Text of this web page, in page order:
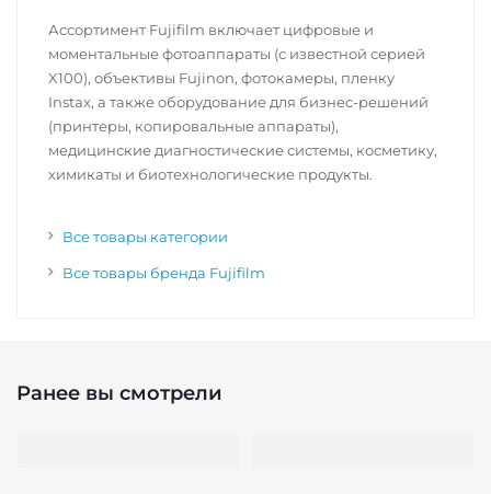
Ассортимент Fujifilm включает цифровые и
моментальные фотоаппараты (с известной серией
X100), объективы Fujinon, фотокамеры, пленку
Instax, а также оборудование для бизнес-решений
(принтеры, копировальные аппараты),
медицинские диагностические системы, косметику,
химикаты и биотехнологические продукты.
Все товары категории
Все товары бренда Fujifilm
Ранее вы смотрели